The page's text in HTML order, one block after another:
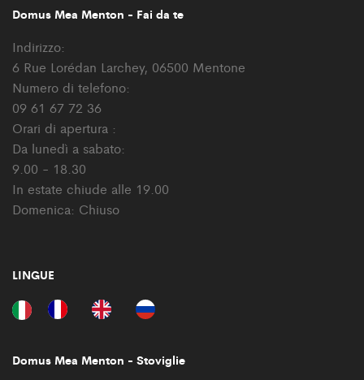
Domus Mea Menton - Fai da te
Indirizzo:
6 Rue Lorédan Larchey, 06500 Mentone
Numero di telefono:
09 61 67 72 36
Orari di apertura :
Da lunedì a sabato:
9.00 - 18.30
In estate chiude alle 19.00
Domenica: Chiuso
LINGUE
Domus Mea Menton - Stoviglie